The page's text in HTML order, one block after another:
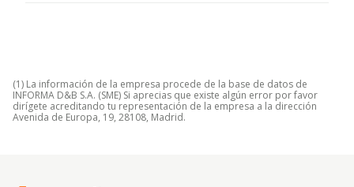
(1) La información de la empresa procede de la base de datos de
INFORMA D&B S.A. (SME) Si aprecias que existe algún error por favor
dirígete acreditando tu representación de la empresa a la dirección
Avenida de Europa, 19, 28108, Madrid.